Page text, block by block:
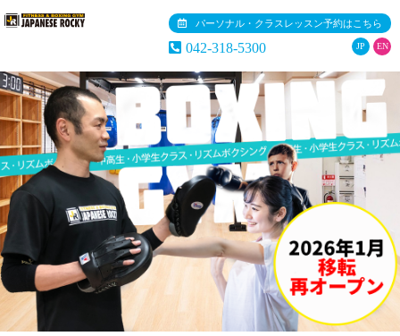
パーソナル・クラスレッスン予約はこちら
042-318-5300 JP EN